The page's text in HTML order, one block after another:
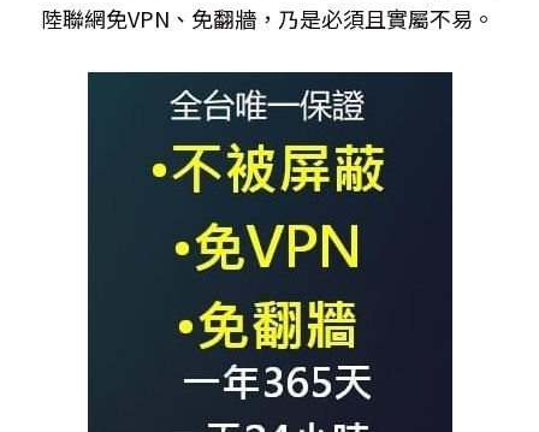
陸聯網免VPN、免翻牆，乃是必須且實屬不易。